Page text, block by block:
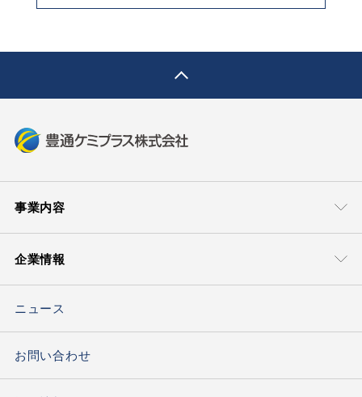
事業内容
ライフマテリアル
ケミカルソリューション本部
エレクトロニクス
技術ソリューション
企業情報
会社概要
ニュース
お問い合わせ